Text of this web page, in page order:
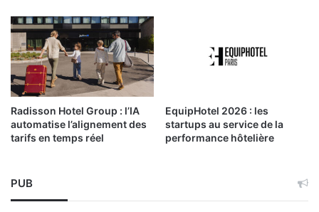
Radisson Hotel Group : l’IA
automatise l’alignement des
tarifs en temps réel
EquipHotel 2026 : les
startups au service de la
performance hôtelière
PUB